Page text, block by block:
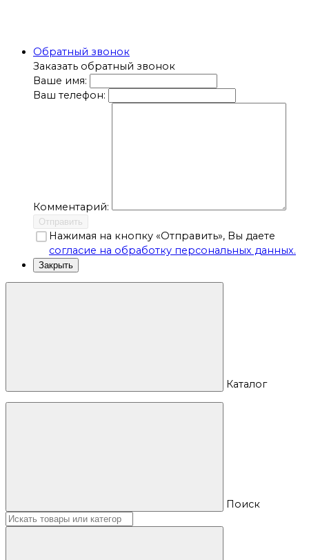
Обратный звонок
Заказать обратный звонок
Ваше имя:
Ваш телефон:
Комментарий:
Отправить
Нажимая на кнопку «Отправить», Вы даете
согласие на обработку персональных данных.
Закрыть
Каталог
Поиск